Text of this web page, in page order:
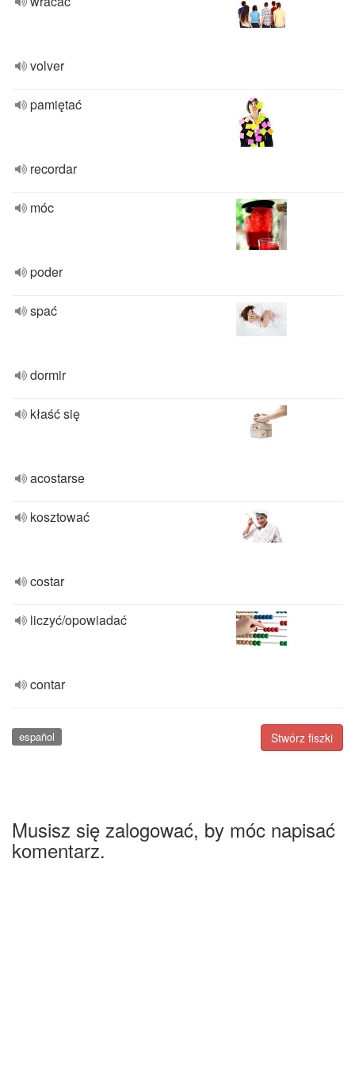
volver
pamiętać
recordar
móc
poder
spać
dormir
kłaść się
acostarse
kosztować
costar
liczyć/opowiadać
contar
Stwórz fiszki
español
Musisz się zalogować, by móc napisać
komentarz.